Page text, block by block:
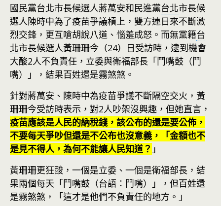
國民黨台北市長候選人蔣萬安和民進黨台北市長候
選人陳時中為了疫苗爭議槓上，雙方連日來不斷激
烈交鋒，更互嗆胡說八道、惱羞成怒。而無黨籍台
北市長候選人黃珊珊今（24）日受訪時，逮到機會
大酸2人不負責任，立委與衛福部長「鬥嘴鼓（鬥
嘴）」，結果百姓還是霧煞煞。
針對蔣萬安、陳時中為疫苗爭議不斷隔空交火，黃
珊珊今受訪時表示，對2人吵架沒興趣，但她直言，
疫苗應該是人民的納稅錢，該公布的還是要公佈，
不要每天爭吵但還是不公布也沒意義，「金額也不
是見不得人，為何不能讓人民知道？ 」
黃珊珊更狂酸，一個是立委、一個是衛福部長，結
果兩個每天「鬥嘴鼓（台語：鬥嘴）」，但百姓還
是霧煞煞，「這才是他們不負責任的地方。」